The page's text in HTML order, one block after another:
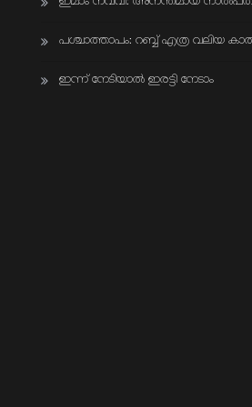
പശ്ചാത്താപം: റബ്ബ് എത്ര വലിയ
ഇന്ന് നേടിയാൽ ഇരട്ടി നേടാം